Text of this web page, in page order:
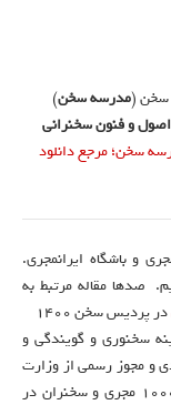
سخن (مدرسه سخن)
و فنون سخنرانی
سخن؛ مرجع دانلود
و باشگاه ایرانمجری.
صدها مقاله مرتبط به
در پردیس سخن 1400
سخنوری و گویندگی و
و مجوز رسمی از وزارت
فرهنگ و ارشاد اسلامی تاکنون به آموزش بیش از ۱۰۰۰ مجری و سخنران در